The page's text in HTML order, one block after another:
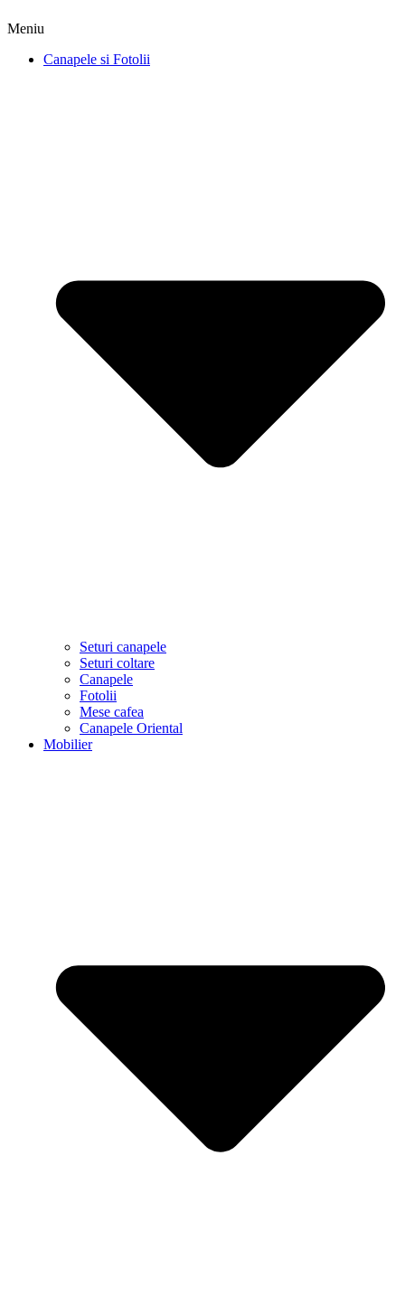
Meniu
Canapele si Fotolii
Seturi canapele
Seturi coltare
Canapele
Fotolii
Mese cafea
Canapele Oriental
Mobilier